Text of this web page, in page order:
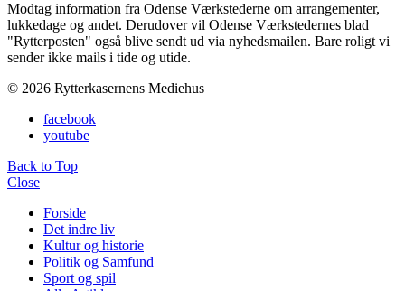
Modtag information fra Odense Værkstederne om arrangementer,
lukkedage og andet. Derudover vil Odense Værkstedernes blad
"Rytterposten" også blive sendt ud via nyhedsmailen. Bare roligt vi
sender ikke mails i tide og utide.
© 2026 Rytterkasernens Mediehus
facebook
youtube
Back to Top
Close
Forside
Det indre liv
Kultur og historie
Politik og Samfund
Sport og spil